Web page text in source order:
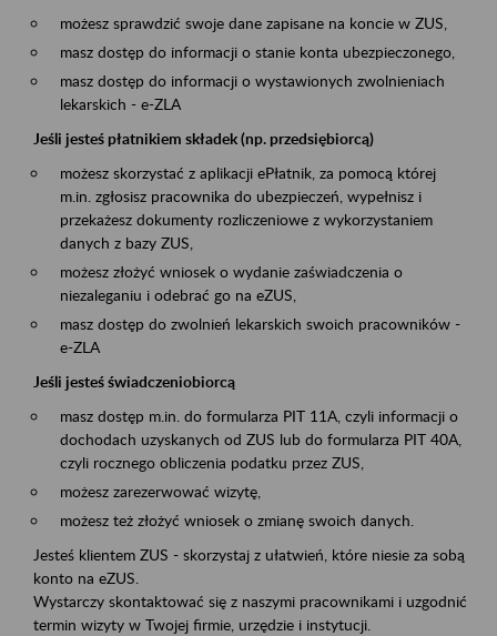
możesz sprawdzić swoje dane zapisane na koncie w ZUS,
masz dostęp do informacji o stanie konta ubezpieczonego,
masz dostęp do informacji o wystawionych zwolnieniach
lekarskich - e-ZLA
Jeśli jesteś płatnikiem składek (np. przedsiębiorcą)
możesz skorzystać z aplikacji ePłatnik, za pomocą której
m.in. zgłosisz pracownika do ubezpieczeń, wypełnisz i
przekażesz dokumenty rozliczeniowe z wykorzystaniem
danych z bazy ZUS,
możesz złożyć wniosek o wydanie zaświadczenia o
niezaleganiu i odebrać go na eZUS,
masz dostęp do zwolnień lekarskich swoich pracowników -
e-ZLA
Jeśli jesteś świadczeniobiorcą
masz dostęp m.in. do formularza PIT 11A, czyli informacji o
dochodach uzyskanych od ZUS lub do formularza PIT 40A,
czyli rocznego obliczenia podatku przez ZUS,
możesz zarezerwować wizytę,
możesz też złożyć wniosek o zmianę swoich danych.
Jesteś klientem ZUS - skorzystaj z ułatwień, które niesie za sobą
konto na eZUS.
Wystarczy skontaktować się z naszymi pracownikami i uzgodnić
termin wizyty w Twojej firmie, urzędzie i instytucji.